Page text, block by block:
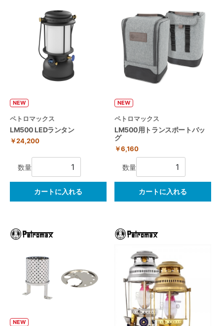
NEW
ペトロマックス
LM500 LEDランタン
￥24,200
数量
カートに入れる
NEW
ペトロマックス
LM500用トランスポートバッ
グ
￥6,160
数量
カートに入れる
NEW